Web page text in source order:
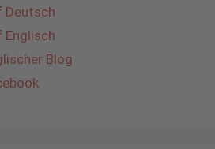
Deutsch
Englisch
Blog